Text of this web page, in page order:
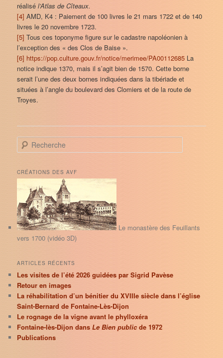
réalisél’Atlas de Cîteaux.
[4] AMD, K4 : Paiement de 100 livres le 21 mars 1722 et de 140
livres le 20 novembre 1723.
[5] Tous ces toponyme figure sur le cadastre napoléonien à
l’exception des « des Clos de Baise ».
[6] https://pop.culture.gouv.fr/notice/merimee/PA00112685 La
notice indique 1370, mais il s’agit bien de 1570. Cette borne
serait l’une des deux bornes indiquées dans la tibériade et
situées à l’angle du boulevard des Clomiers et de la route de
Troyes.
e
h
e
r
h
e
CRÉATIONS DES AVF
Le monastère des Feuillants
vers 1700 (vidéo 3D)
ARTICLES RÉCENTS
Les visites de l’été 2026 guidées par Sigrid Pavèse
Retour en images
La réhabilitation d’un bénitier du XVIIIe siècle dans l’église
Saint-Bernard de Fontaine-Lès-Dijon
Le rognage de la vigne avant le phylloxéra
Fontaine-lès-Dijon dansLe Bien publicde 1972
Publications